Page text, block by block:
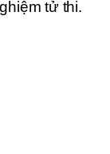
tử thi.